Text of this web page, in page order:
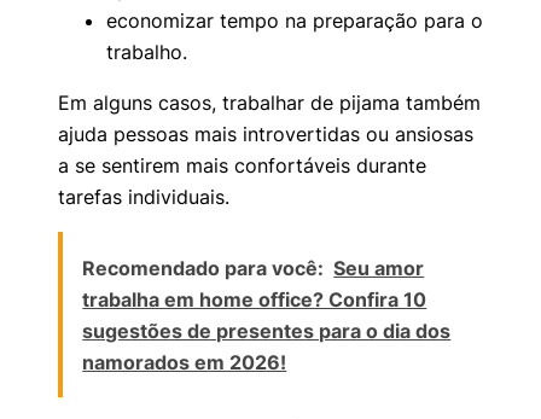
economizar tempo na preparação para o
trabalho.
Em alguns casos, trabalhar de pijama também
ajuda pessoas mais introvertidas ou ansiosas
a se sentirem mais confortáveis durante
tarefas individuais.
Recomendado para você: Seu amor
trabalha em home office? Confira 10
sugestões de presentes para o dia dos
namorados em 2026!